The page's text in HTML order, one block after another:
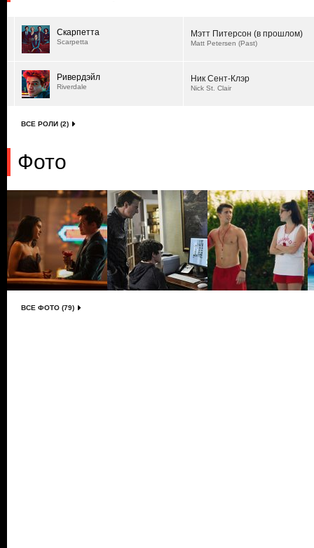
Скарпетта
Scarpetta
Мэтт Питерсон (в прошлом)
Matt Petersen (Past)
Ривердэйл
Riverdale
Ник Сент-Клэр
Nick St. Clair
ВСЕ РОЛИ (2)
Фото
ВСЕ ФОТО (79)